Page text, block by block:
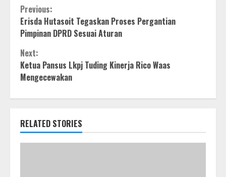
Continue
Reading
Previous:
Erisda Hutasoit Tegaskan Proses Pergantian
Pimpinan DPRD Sesuai Aturan
Next:
Ketua Pansus Lkpj Tuding Kinerja Rico Waas
Mengecewakan
RELATED STORIES